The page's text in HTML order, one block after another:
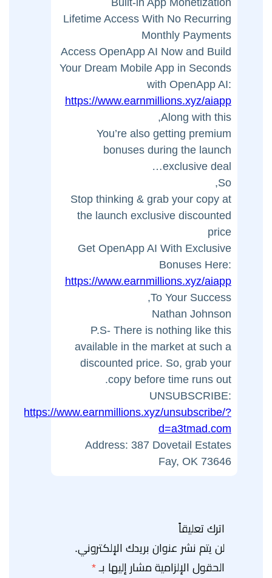
Lifetime Access With No Recurring
Monthly Payments
Access OpenApp AI Now and Build
Your Dream Mobile App in Seconds
with OpenApp AI:
https://www.earnmillions.xyz/aiapp
Along with this,
You’re also getting premium
bonuses during the launch
exclusive deal…
So,
Stop thinking & grab your copy at
the launch exclusive discounted
price
Get OpenApp AI With Exclusive
Bonuses Here:
https://www.earnmillions.xyz/aiapp
To Your Success,
Nathan Johnson
P.S- There is nothing like this
available in the market at such a
discounted price. So, grab your
copy before time runs out.
UNSUBSCRIBE:
https://www.earnmillions.xyz/unsubscribe/?
d=a3tmad.com
Address: 387 Dovetail Estates
Fay, OK 73646
اترك تعليقاً
لن يتم نشر عنوان بريدك الإلكتروني.
الحقول الإلزامية مشار إليها بـ *